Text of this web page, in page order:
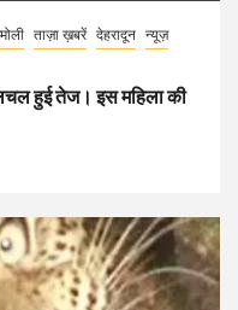
ताज़ा ख़बरें देहरादून न्यूज़
हुई तेज। इस महिला की